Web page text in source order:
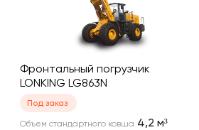
Фронтальный погрузчик
LONKING LG863N
Под заказ
Объем стандартного ковша 4,2 м³